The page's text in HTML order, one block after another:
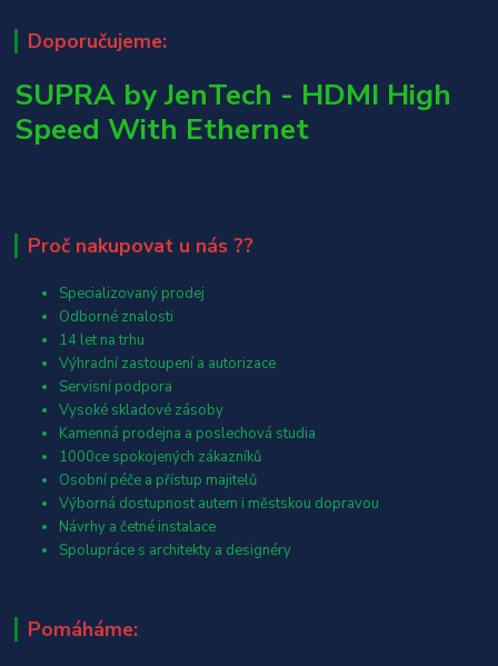
Doporučujeme:
SUPRA by JenTech - HDMI High
Speed With Ethernet
Proč nakupovat u nás ??
Specializovaný prodej
Odborné znalosti
14 let na trhu
Výhradní zastoupení a autorizace
Servisní podpora
Vysoké skladové zásoby
Kamenná prodejna a poslechová studia
1000ce spokojených zákazníků
Osobní péče a přístup majitelů
Výborná dostupnost autem i městskou dopravou
Návrhy a četné instalace
Spolupráce s architekty a designéry
Pomáháme: